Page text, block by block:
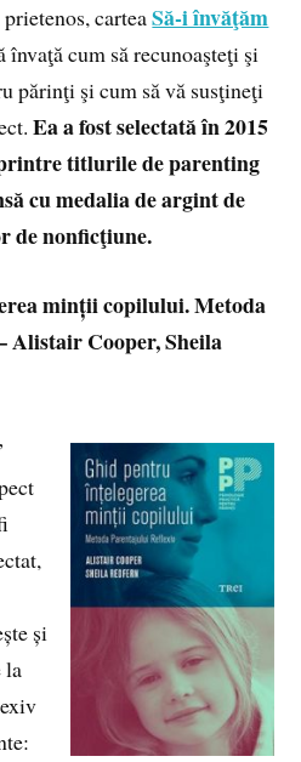
carteaSă-i învăţăm
învaţă cum să recunoaşteţi şi
părinţi şi cum să vă susţineţi
Ea a fost selectată în 2015
titlurile de parenting
cu medalia de argint de
de nonficţiune.
minții copilului. Metoda
Alistair Cooper, Sheila
și
la